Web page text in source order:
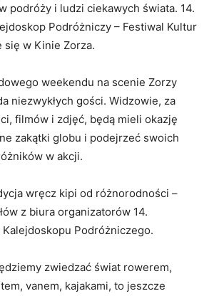
podróży i ludzi ciekawych świata. 14.
Podróżniczy – Festiwal Kultur
się w Kinie Zorza.
weekendu na scenie Zorzy
niezwykłych gości. Widzowie, za
filmów i zdjęć, będą mieli okazję
zakątki globu i podejrzeć swoich
w akcji.
wręcz kipi od różnorodności –
z biura organizatorów 14.
Podróżniczego.
zwiedzać świat rowerem,
vanem, kajakami, to jeszcze